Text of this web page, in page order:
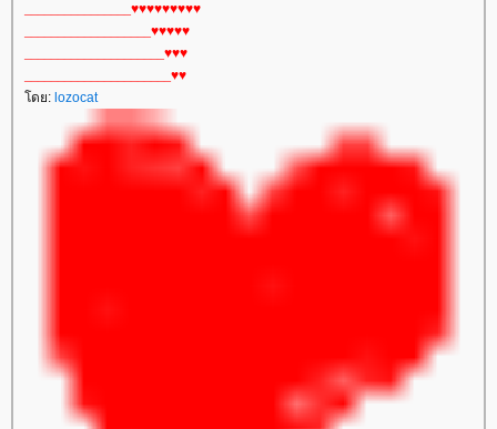
________________♥♥♥♥♥♥♥♥♥
___________________♥♥♥♥♥
_____________________♥♥♥
______________________♥♥
ดย: lozocat